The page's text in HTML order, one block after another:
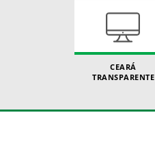
CEARÁ
TRANSPARENTE